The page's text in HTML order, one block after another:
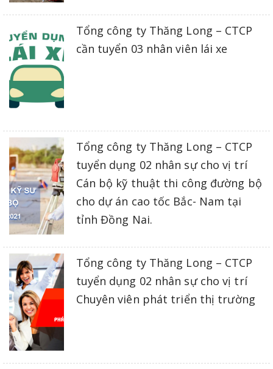
Tổng công ty Thăng Long – CTCP
cần tuyển 03 nhân viên lái xe
Tổng công ty Thăng Long – CTCP
tuyển dụng 02 nhân sự cho vị trí
Cán bộ kỹ thuật thi công đường bộ
cho dự án cao tốc Bắc- Nam tại
tỉnh Đồng Nai.
Tổng công ty Thăng Long – CTCP
tuyển dụng 02 nhân sự cho vị trí
Chuyên viên phát triển thị trường